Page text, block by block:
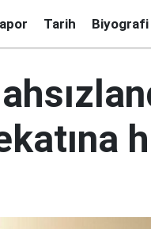
Tarih Biyografi